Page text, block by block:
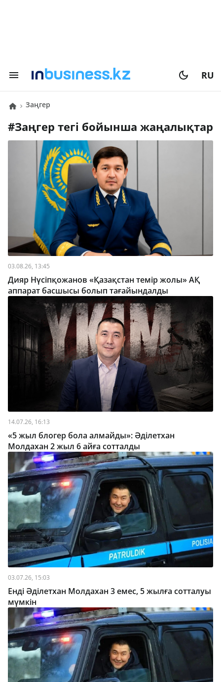
RU
заңгер
# заңгер тегі бойынша жаңалықтар
03.08.26, 13:45
Дияр Нүсіпқожанов «Қазақстан темір жолы» АҚ
аппарат басшысы болып тағайындалды
14.07.26, 16:13
«5 жыл блогер бола алмайды»: Әділетхан
Молдахан 2 жыл 6 айға сотталды
03.07.26, 15:03
Енді Әділетхан Молдахан 3 емес, 5 жылға сотталуы
мүмкін